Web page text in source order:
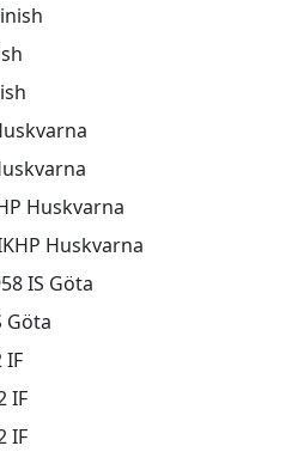
Huskvarna
Huskvarna
IS Göta
Göta
IF
IF
IF